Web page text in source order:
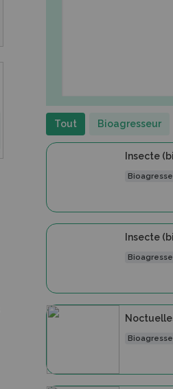
Tout Bioagresseur
Insecte
Insecte